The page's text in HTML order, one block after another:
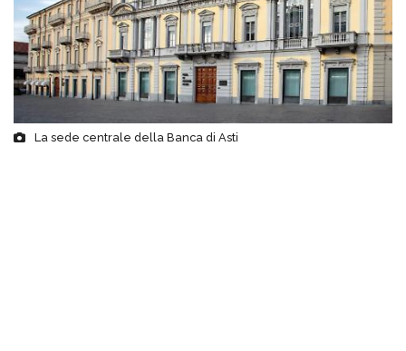
La sede centrale della Banca di Asti